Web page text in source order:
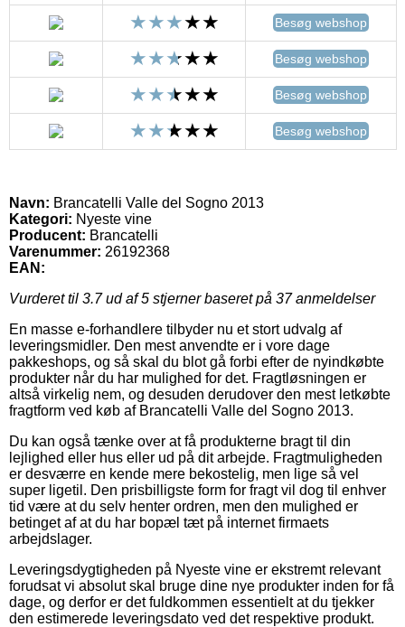
Besøg webshop
Besøg webshop
Besøg webshop
Besøg webshop
Navn: Brancatelli Valle del Sogno 2013
Kategori: Nyeste vine
Producent: Brancatelli
Varenummer: 26192368
EAN:
Vurderet til 3.7ud af 5 stjerner baseret på 37anmeldelser
En masse e-forhandlere tilbyder nu et stort udvalg af
leveringsmidler. Den mest anvendte er i vore dage
pakkeshops, og så skal du blot gå forbi efter de nyindkøbte
produkter når du har mulighed for det. Fragtløsningen er
altså virkelig nem, og desuden derudover den mest letkøbte
fragtform ved køb af Brancatelli Valle del Sogno 2013.
Du kan også tænke over at få produkterne bragt til din
lejlighed eller hus eller ud på dit arbejde. Fragtmuligheden
er desværre en kende mere bekostelig, men lige så vel
super ligetil. Den prisbilligste form for fragt vil dog til enhver
tid være at du selv henter ordren, men den mulighed er
betinget af at du har bopæl tæt på internet firmaets
arbejdslager.
Leveringsdygtigheden på Nyeste vine er ekstremt relevant
forudsat vi absolut skal bruge dine nye produkter inden for få
dage, og derfor er det fuldkommen essentielt at du tjekker
den estimerede leveringsdato ved det respektive produkt.